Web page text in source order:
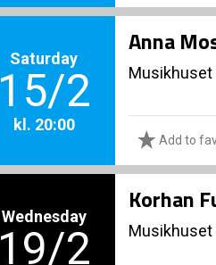
Saturday
15/2
kl. 20:00
Anna
Musikhuset
Add to
Wednesday
19/2
Korhan
Musikhuset